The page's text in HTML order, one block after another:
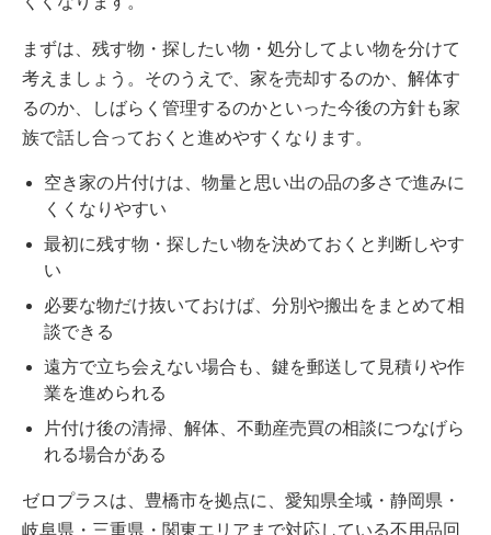
まずは、残す物・探したい物・処分してよい物を分けて
考えましょう。そのうえで、家を売却するのか、解体す
るのか、しばらく管理するのかといった今後の方針も家
族で話し合っておくと進めやすくなります。
空き家の片付けは、物量と思い出の品の多さで進みに
くくなりやすい
最初に残す物・探したい物を決めておくと判断しやす
い
必要な物だけ抜いておけば、分別や搬出をまとめて相
談できる
遠方で立ち会えない場合も、鍵を郵送して見積りや作
業を進められる
片付け後の清掃、解体、不動産売買の相談につなげら
れる場合がある
ゼロプラスは、豊橋市を拠点に、愛知県全域・静岡県・
岐阜県・三重県・関東エリアまで対応している不用品回